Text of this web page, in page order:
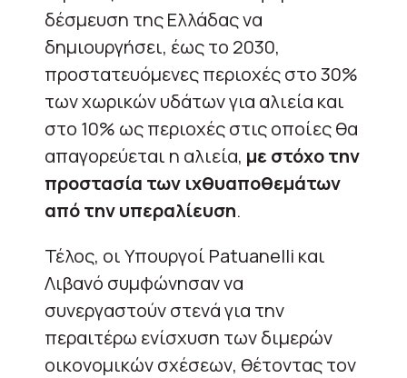
δέσμευση της Ελλάδας να
δημιουργήσει, έως το 2030,
προστατευόμενες περιοχές στο 30%
των χωρικών υδάτων για αλιεία και
στο 10% ως περιοχές στις οποίες θα
απαγορεύεται η αλιεία, με στόχο την
προστασία των ιχθυαποθεμάτων
από την υπεραλίευση.
Τέλος, οι Υπουργοί Patuanelli και
Λιβανό συμφώνησαν να
συνεργαστούν στενά για την
περαιτέρω ενίσχυση των διμερών
οικονομικών σχέσεων, θέτοντας τον